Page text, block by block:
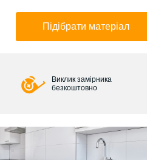
Підібрати матеріал
Виклик замірника
безкоштовно